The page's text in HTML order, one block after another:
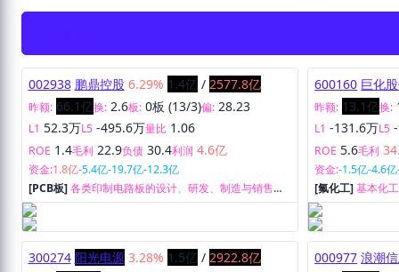
002938 鹏鼎控股 6.29% 1.4亿 / 2577.8亿
昨额: 66.1亿换: 2.6板: 0板 (13/3)偏: 28.23
L1 52.3万L5 -495.6万量比 1.06
ROE 1.4毛利 22.9负债 30.4利润 4.6亿
资金:1.8亿-5.4亿-19.7亿-12.3亿
[PCB板]各类印制电路板的设计、研发、制造与销售业
务。
600160 巨化
昨额: 13.1亿换:
L1 -131.6万L5
ROE 5.6毛利
资金:-1.5亿-4.6亿
[氟化工]基本化
后续产品的研发
300274 阳光电源 3.28% 1.5亿 / 2922.8亿
000977 浪潮